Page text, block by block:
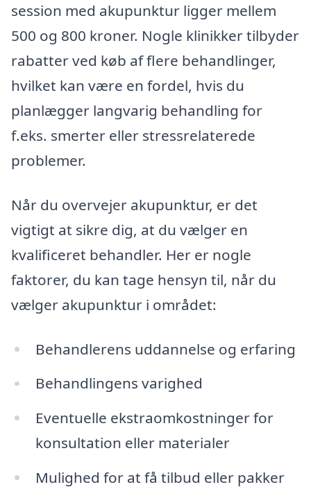
session med akupunktur ligger mellem
500 og 800 kroner. Nogle klinikker tilbyder
rabatter ved køb af flere behandlinger,
hvilket kan være en fordel, hvis du
planlægger langvarig behandling for
f.eks. smerter eller stressrelaterede
problemer.
Når du overvejer akupunktur, er det
vigtigt at sikre dig, at du vælger en
kvalificeret behandler. Her er nogle
faktorer, du kan tage hensyn til, når du
vælger akupunktur i området:
Behandlerens uddannelse og erfaring
Behandlingens varighed
Eventuelle ekstraomkostninger for
konsultation eller materialer
Mulighed for at få tilbud eller pakker